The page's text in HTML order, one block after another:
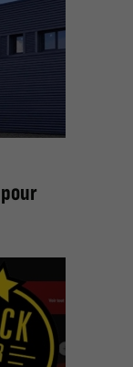
pour